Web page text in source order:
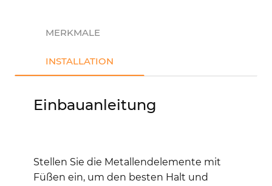
MERKMALE
INSTALLATION
Einbauanleitung
Stellen Sie die Metallendelemente mit
Füßen ein, um den besten Halt und